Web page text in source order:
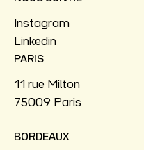
Instagram
Linkedin
PARIS
11 rue Milton
75009 Paris
BORDEAUX